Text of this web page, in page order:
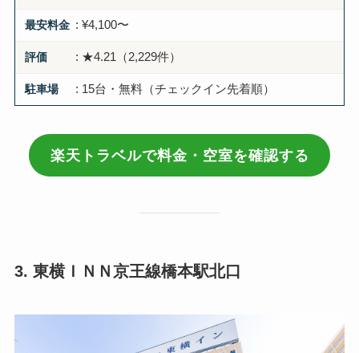
最安料金 : ¥4,100〜
評価 : ★4.21（2,229件）
駐車場 : 15台・無料（チェックイン先着順）
楽天トラベルで料金・空室を確認する
3. 東横ＩＮＮ京王線橋本駅北口